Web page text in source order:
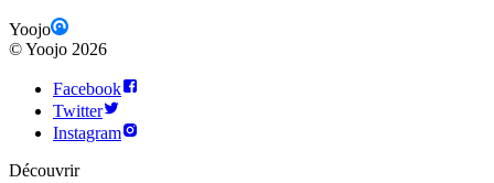
Yoojo
©Yoojo 2026
Facebook
Twitter
Instagram
Découvrir